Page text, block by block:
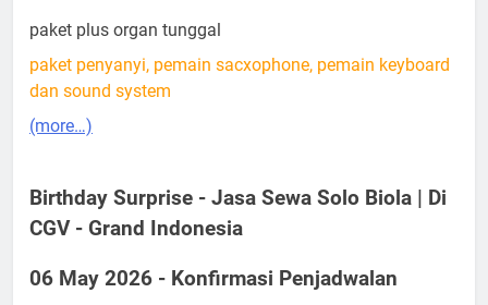
paket plus organ tunggal
paket penyanyi, pemain sacxophone, pemain keyboard
dan sound system
(more…)
Birthday Surprise - Jasa Sewa Solo Biola | Di
CGV - Grand Indonesia
06 May 2026 - Konfirmasi Penjadwalan